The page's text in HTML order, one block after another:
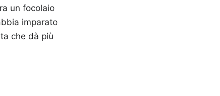
un focolaio
imparato
che dà più